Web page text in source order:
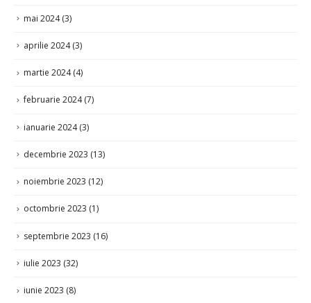
mai 2024(3)
aprilie 2024(3)
martie 2024(4)
februarie 2024(7)
ianuarie 2024(3)
decembrie 2023 (13)
noiembrie 2023 (12)
octombrie 2023 (1)
septembrie 2023 (16)
iulie 2023 (32)
iunie 2023 (8)